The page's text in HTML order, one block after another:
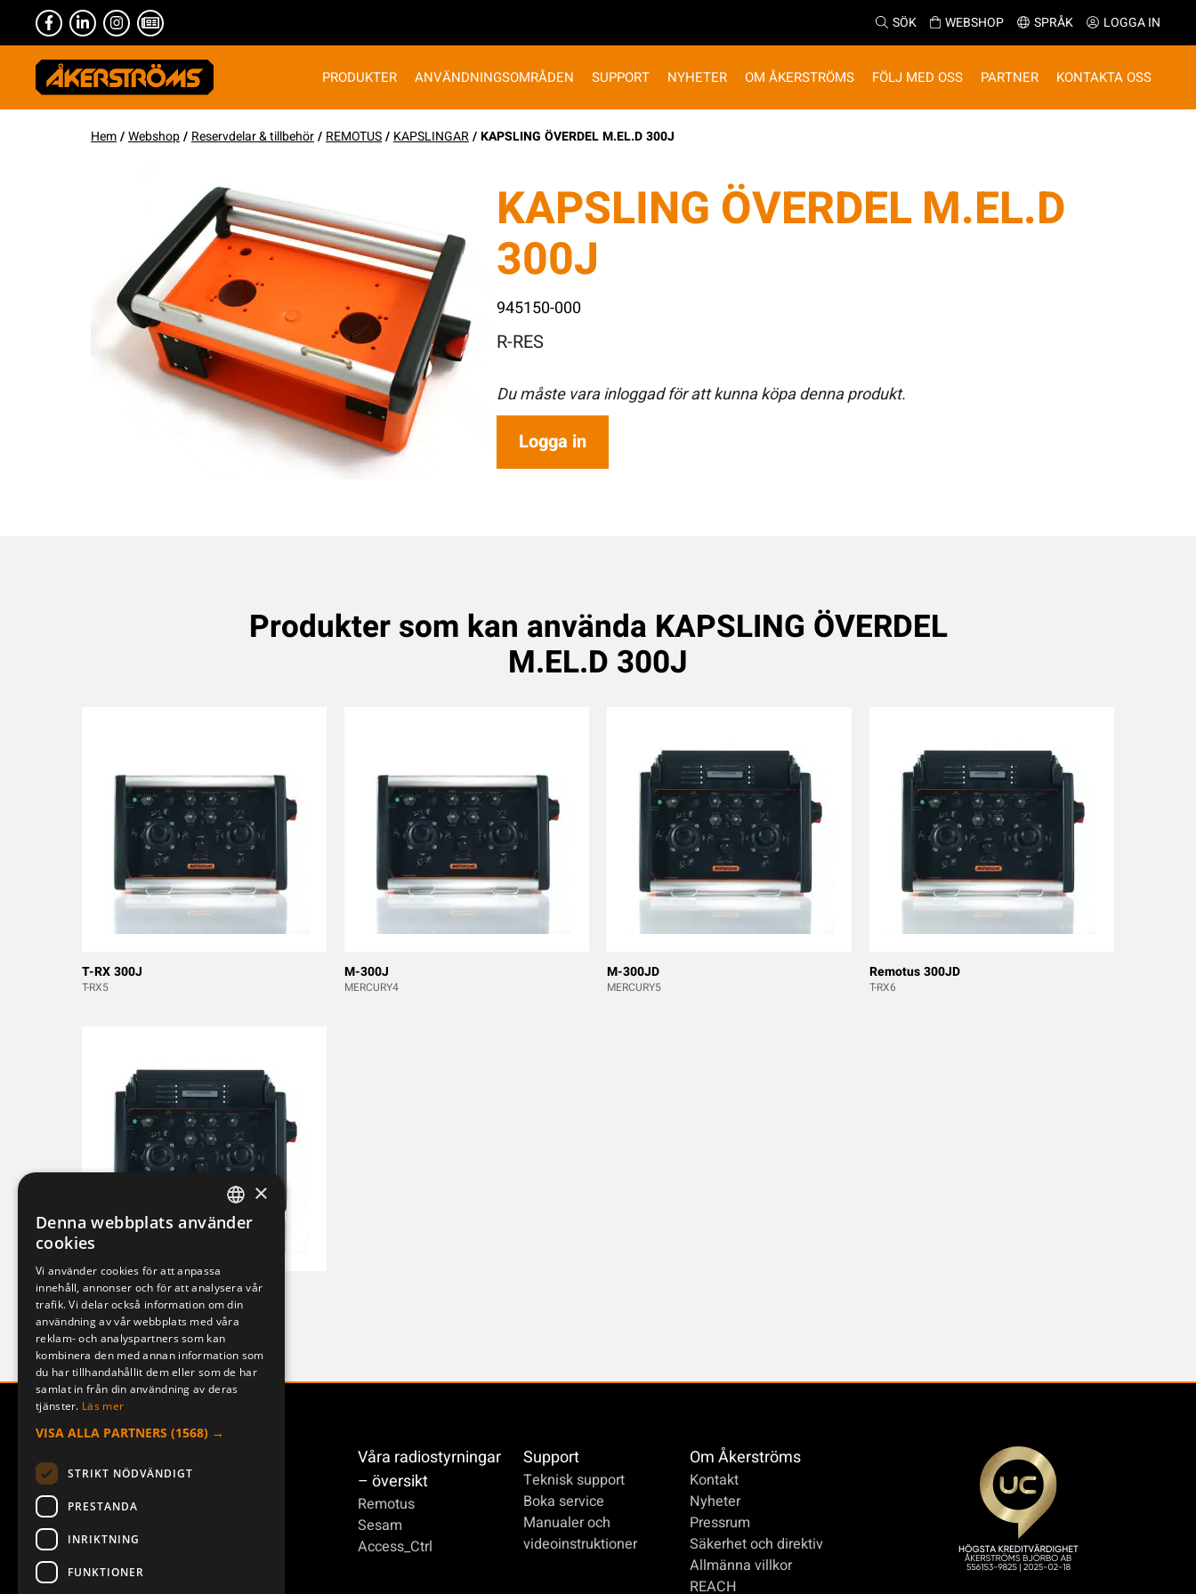
SÖK WEBSHOP SPRÅK LOGGA IN
PRODUKTER ANVÄNDNINGSOMRÅDEN SUPPORT NYHETER OM ÅKERSTRÖMS FÖLJ MED OSS PARTNER KONTAKTA OSS
Hem/Webshop/ Reservdelar & tillbehör/ REMOTUS/ KAPSLINGAR/ KAPSLING ÖVERDEL M.EL.D 300J
KAPSLING ÖVERDEL M.EL.D
300J
945150-000
R-RES
Du måste vara inloggad för att kunna köpa denna produkt.
Logga in
Produkter som kan använda KAPSLING ÖVERDEL
M.EL.D 300J
T-RX 300J
T-RX5
M-300J
MERCURY4
M-300JD
MERCURY5
Remotus 300JD
T-RX6
T-Rx 300JD
T-RX6-1
Våra radiostyrningar
– översikt
Remotus
Sesam
Access_Ctrl
Support
Teknisk support
Boka service
Manualer och
videoinstruktioner
Om Åkerströms
Kontakt
Nyheter
Pressrum
Säkerhet och direktiv
Allmänna villkor
REACH
SWEDISH
DEUTSCH
×
Denna webbplats använder
cookies
Vi använder cookies för att anpassa
innehåll, annonser och för att analysera vår
trafik. Vi delar också information om din
användning av vår webbplats med våra
reklam- och analyspartners som kan
kombinera den med annan information som
du har tillhandahållit dem eller som de har
samlat in från din användning av deras
tjänster. Läs mer
VISA ALLA PARTNERS (1568) →
STRIKT NÖDVÄNDIGT
PRESTANDA
INRIKTNING
FUNKTIONER